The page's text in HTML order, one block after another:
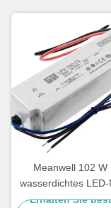
Meanwell 102 W
wasserdichtes LED-
Einzelausgang,
Erhalten Sie